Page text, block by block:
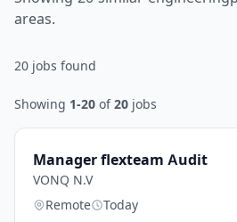
areas.
20 jobs found
Showing 1-20 of20 jobs
Manager flexteam Audit
VONQ N.V
Remote
Today